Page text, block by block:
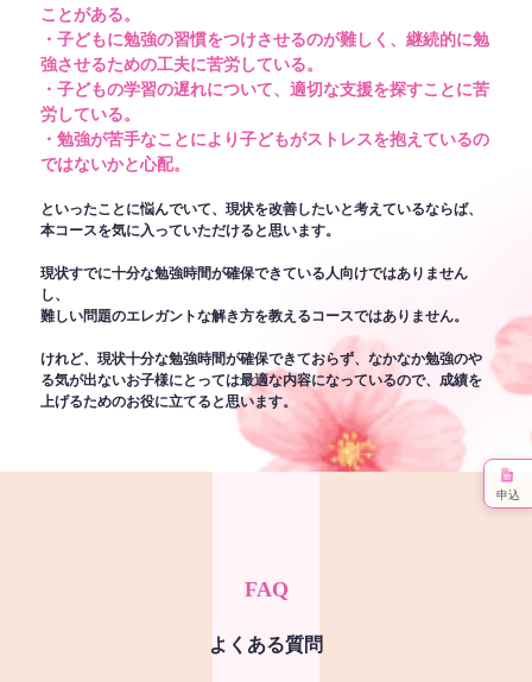
ことがある。
・子どもに勉強の習慣をつけさせるのが難しく、継続的に勉
強させるための工夫に苦労している。
・子どもの学習の遅れについて、適切な支援を探すことに苦
労している。
・勉強が苦手なことにより子どもがストレスを抱えているの
ではないかと心配。
といったことに悩んでいて、現状を改善したいと考えているならば、
本コースを気に入っていただけると思います。
現状すでに十分な勉強時間が確保できている人向けではありません
し、
難しい問題のエレガントな解き方を教えるコースではありません。
けれど、現状十分な勉強時間が確保できておらず、なかなか勉強のや
る気が出ないお子様にとっては最適な内容になっているので、成績を
上げるためのお役に立てると思います。
FAQ
よくある質問
申込